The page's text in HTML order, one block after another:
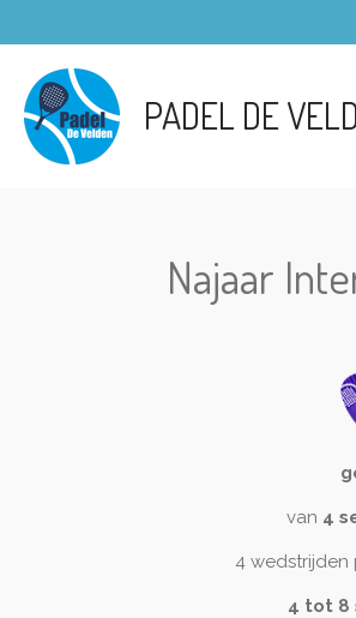
direct
naar
de
hoofdinhoud
PADEL DE
Najaar
van 4
4 wedstrijden
4 tot 8